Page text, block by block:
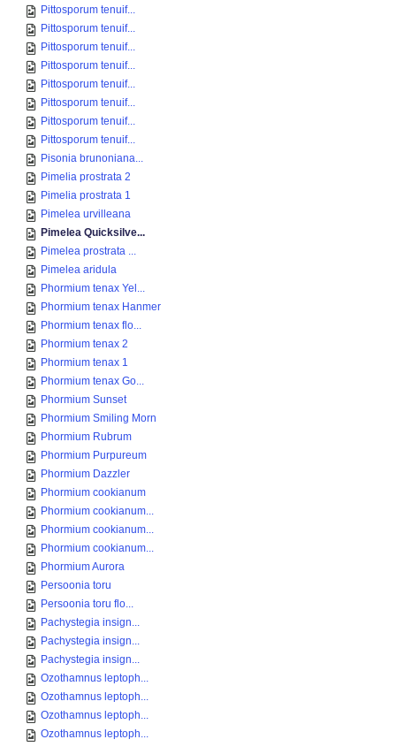
Pittosporum tenuif...
Pittosporum tenuif...
Pittosporum tenuif...
Pittosporum tenuif...
Pittosporum tenuif...
Pittosporum tenuif...
Pittosporum tenuif...
Pittosporum tenuif...
Pisonia brunoniana...
Pimelia prostrata 2
Pimelia prostrata 1
Pimelea urvilleana
Pimelea Quicksilve...
Pimelea prostrata ...
Pimelea aridula
Phormium tenax Yel...
Phormium tenax Hanmer
Phormium tenax flo...
Phormium tenax 2
Phormium tenax 1
Phormium tenax Go...
Phormium Sunset
Phormium Smiling Morn
Phormium Rubrum
Phormium Purpureum
Phormium Dazzler
Phormium cookianum
Phormium cookianum...
Phormium cookianum...
Phormium cookianum...
Phormium Aurora
Persoonia toru
Persoonia toru flo...
Pachystegia insign...
Pachystegia insign...
Pachystegia insign...
Ozothamnus leptoph...
Ozothamnus leptoph...
Ozothamnus leptoph...
Ozothamnus leptoph...